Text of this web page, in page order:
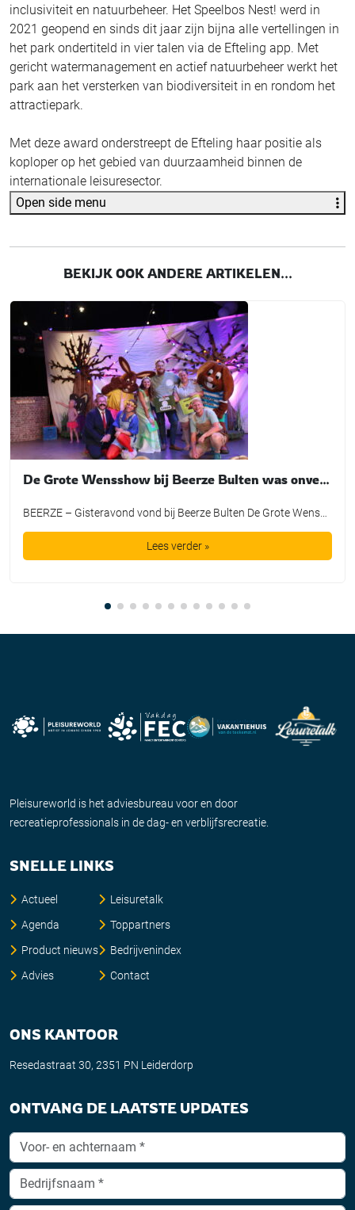
inclusiviteit en natuurbeheer. Het Speelbos Nest! werd in
2021 geopend en sinds dit jaar zijn bijna alle vertellingen in
het park ondertiteld in vier talen via de Efteling app. Met
gericht watermanagement en actief natuurbeheer werkt het
park aan het versterken van biodiversiteit in en rondom het
attractiepark.
Met deze award onderstreept de Efteling haar positie als
koploper op het gebied van duurzaamheid binnen de
internationale leisuresector.
Open side menu
BEKIJK OOK ANDERE ARTIKELEN...
De Grote Wensshow bij Beerze Bulten was onvergetelijk
BEERZE – Gisteravond vond bij Beerze Bulten De Grote Wensshow plaats, waarbij de mooiste wensen van kinderen mochten uitkomen dankzij de Bultje Foundation. De Grote Wensshow is een jaarlijks initiatief van Beerze Bulten, speciaal bedoeld voor kinderen die wel een extra steuntje in de rug kunnen gebruiken. Zo nam Tijmen een duik in een bad vol spekjes, maakte Lieke een […]
Lees verder »
Pleisureworld is het adviesbureau voor en door
recreatieprofessionals in de dag- en verblijfsrecreatie.
SNELLE LINKS
Actueel
Agenda
Product nieuws
Advies
Leisuretalk
Toppartners
Bedrijvenindex
Contact
ONS KANTOOR
Resedastraat 30, 2351 PN Leiderdorp
ONTVANG DE LAATSTE UPDATES